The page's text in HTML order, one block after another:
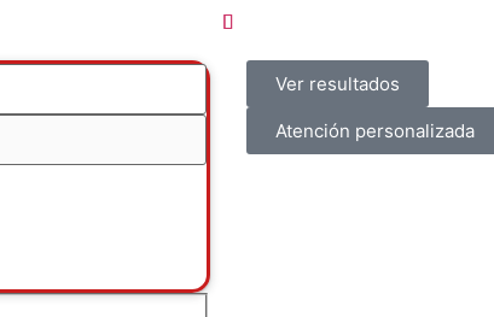
Ver resultados
Atención personalizada